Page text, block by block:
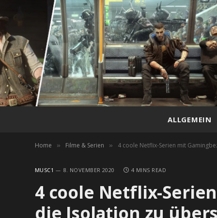
ALLGEMEIN
Home » Filme & Serien » 4 coole Netflix-Serien mit
MUSC1 8. NOVEMBER 2020 4 MINS READ
4 coole Netflix-
die Isolation zu